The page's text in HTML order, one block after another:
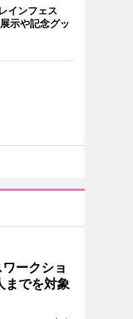
インフェス
示や記念グッ
ークショ
までを対象